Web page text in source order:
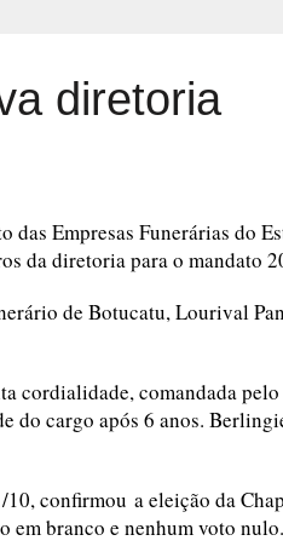
diretoria
Empresas Funerárias do
da diretoria para o mandato
de Botucatu, Lourival
cordialidade, comandada
do cargo após 6 anos.
confirmou a eleição da
em branco e nenhum voto nulo.